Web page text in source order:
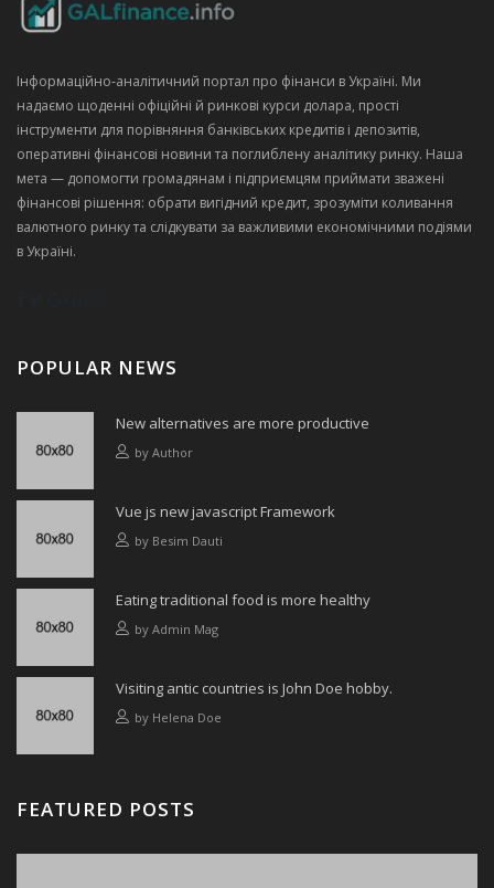
Інформаційно‑аналітичний портал про фінанси в Україні. Ми
надаємо щоденні офіційні й ринкові курси долара, прості
інструменти для порівняння банківських кредитів і депозитів,
оперативні фінансові новини та поглиблену аналітику ринку. Наша
мета — допомогти громадянам і підприємцям приймати зважені
фінансові рішення: обрати вигідний кредит, зрозуміти коливання
валютного ринку та слідкувати за важливими економічними подіями
в Україні.
POPULAR NEWS
New alternatives are more productive
by Author
Vue js new javascript Framework
by Besim Dauti
Eating traditional food is more healthy
by Admin Mag
Visiting antic countries is John Doe hobby.
by Helena Doe
FEATURED POSTS